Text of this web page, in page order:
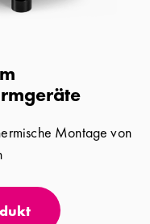
Montage von